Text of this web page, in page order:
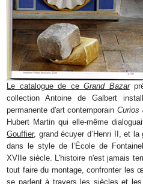
Le catalogue de ceGrand Bazar
collection Antoine de Galbert
permanente d'art contemporainCurios
Hubert Martin qui elle-même
Gouffier, grand écuyer d’Henri II, et
dans le style de l’École de
XVIIe siècle. L'histoire n'est jamais
tout faire du montage, confronter les
se parlent à travers les siècles et